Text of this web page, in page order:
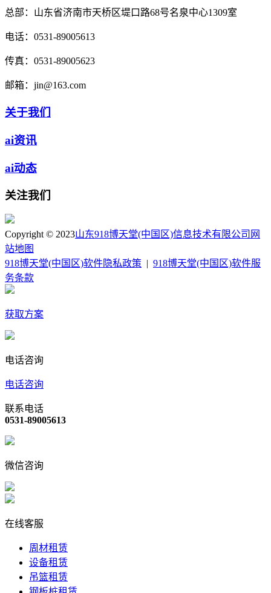
总部： 山东省济南市天桥区堤口路68号名泉中心1309室
电话： 0531-89005613
传真： 0531-89005623
邮箱： jin@163.com
关于我们
ai资讯
ai动态
关注我们
Copyright © 2023山东918博天堂(中国区)信息技术有限公司 网
站地图
918博天堂(中国区)软件隐私政策 | 918博天堂(中国区)软件服
务条款
获取方案
电话咨询
电话咨询
联系电话
0531-89005613
微信咨询
在线客服
周材租赁
设备租赁
吊篮租赁